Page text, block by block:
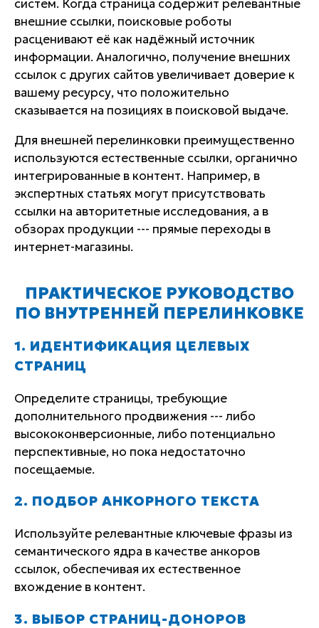
систем. Когда страница содержит релевантные
внешние ссылки, поисковые роботы
расценивают её как надёжный источник
информации. Аналогично, получение внешних
ссылок с других сайтов увеличивает доверие к
вашему ресурсу, что положительно
сказывается на позициях в поисковой выдаче.
Для внешней перелинковки преимущественно
используются естественные ссылки, органично
интегрированные в контент. Например, в
экспертных статьях могут присутствовать
ссылки на авторитетные исследования, а в
обзорах продукции --- прямые переходы в
интернет-магазины.
ПРАКТИЧЕСКОЕ РУКОВОДСТВО
ПО ВНУТРЕННЕЙ ПЕРЕЛИНКОВКЕ
1. ИДЕНТИФИКАЦИЯ ЦЕЛЕВЫХ
СТРАНИЦ
Определите страницы, требующие
дополнительного продвижения --- либо
высококонверсионные, либо потенциально
перспективные, но пока недостаточно
посещаемые.
2. ПОДБОР АНКОРНОГО ТЕКСТА
Используйте релевантные ключевые фразы из
семантического ядра в качестве анкоров
ссылок, обеспечивая их естественное
вхождение в контент.
3. ВЫБОР СТРАНИЦ-ДОНОРОВ